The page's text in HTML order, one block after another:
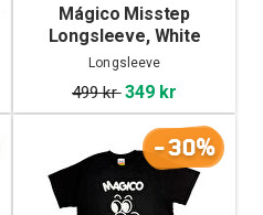
Mágico Misstep
Longsleeve, White
Longsleeve
499 kr349 kr
-30%